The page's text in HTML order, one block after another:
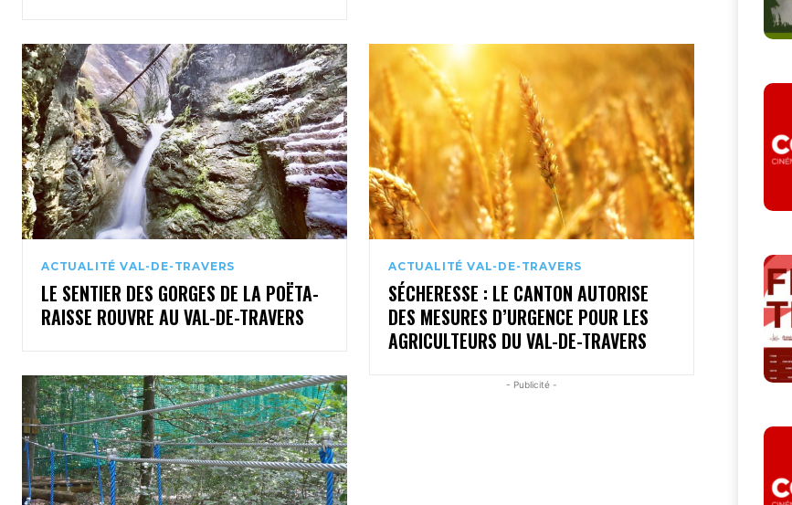
ACTUALITÉ VAL-DE-TRAVERS
LE SENTIER DES GORGES DE LA POËTA-
RAISSE ROUVRE AU VAL-DE-TRAVERS
ACTUALITÉ VAL-DE-TRAVERS
SÉCHERESSE : LE CANTON AUTORISE
DES MESURES D’URGENCE POUR LES
AGRICULTEURS DU VAL-DE-TRAVERS
- Publicité -